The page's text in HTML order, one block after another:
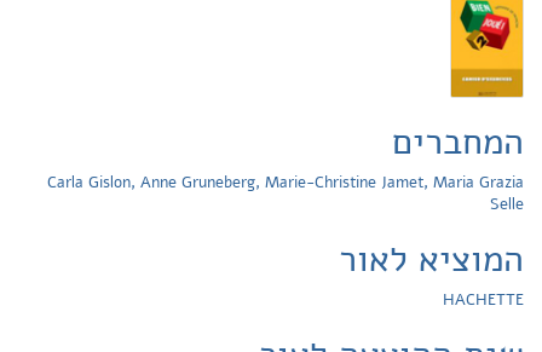
המחברים
Carla Gislon, Anne Gruneberg, Marie-Christine Jamet, Maria Grazia
Selle
המוציא לאור
HACHETTE